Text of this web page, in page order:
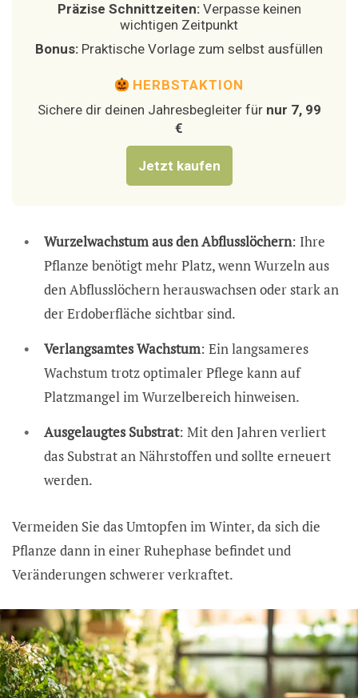
Präzise Schnittzeiten:Verpasse keinen
wichtigen Zeitpunkt
Bonus: Praktische Vorlage zum selbst ausfüllen
HERBSTAKTION
Sichere dir deinen Jahresbegleiter für nur 7, 99
€
Jetzt kaufen
Wurzelwachstum aus den Abflusslöchern: Ihre
Pflanze benötigt mehr Platz, wenn Wurzeln aus
den Abflusslöchern herauswachsen oder stark an
der Erdoberfläche sichtbar sind.
Verlangsamtes Wachstum: Ein langsameres
Wachstum trotz optimaler Pflege kann auf
Platzmangel im Wurzelbereich hinweisen.
Ausgelaugtes Substrat: Mit den Jahren verliert
das Substrat an Nährstoffen und sollte erneuert
werden.
Vermeiden Sie das Umtopfen im Winter, da sich die
Pflanze dann in einer Ruhephase befindet und
Veränderungen schwerer verkraftet.